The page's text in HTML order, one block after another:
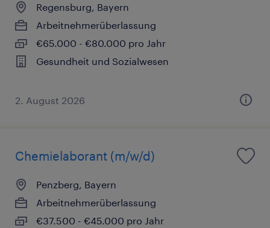
Regensburg, Bayern
Arbeitnehmerüberlassung
€65.000 - €80.000 pro Jahr
Gesundheit und Sozialwesen
2. August 2026
Chemielaborant (m/w/d)
Penzberg, Bayern
Arbeitnehmerüberlassung
€37.500 - €45.000 pro Jahr